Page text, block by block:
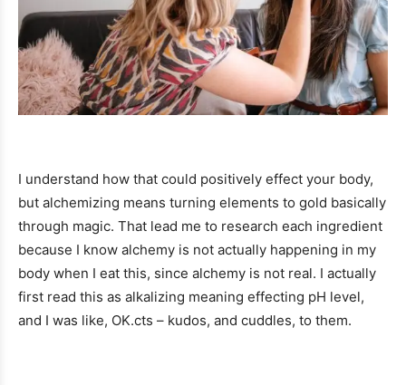
I understand how that could positively effect your body,
but alchemizing means turning elements to gold basically
through magic. That lead me to research each ingredient
because I know alchemy is not actually happening in my
body when I eat this, since alchemy is not real. I actually
first read this as alkalizing meaning effecting pH level,
and I was like, OK.cts – kudos, and cuddles, to them.